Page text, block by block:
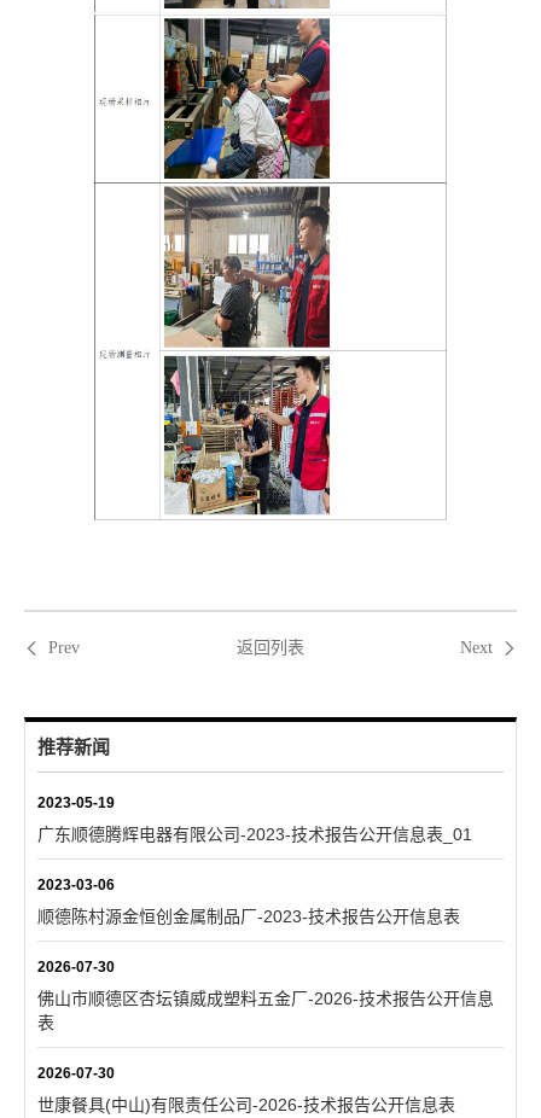
Prev 返回列表 Next
推荐新闻
2023-05-19
广东顺德腾辉电器有限公司-2023-技术报告公开信息表_01
2023-03-06
顺德陈村源金恒创金属制品厂-2023-技术报告公开信息表
2026-07-30
佛山市顺德区杏坛镇威成塑料五金厂-2026-技术报告公开信息
表
2026-07-30
世康餐具(中山)有限责任公司-2026-技术报告公开信息表